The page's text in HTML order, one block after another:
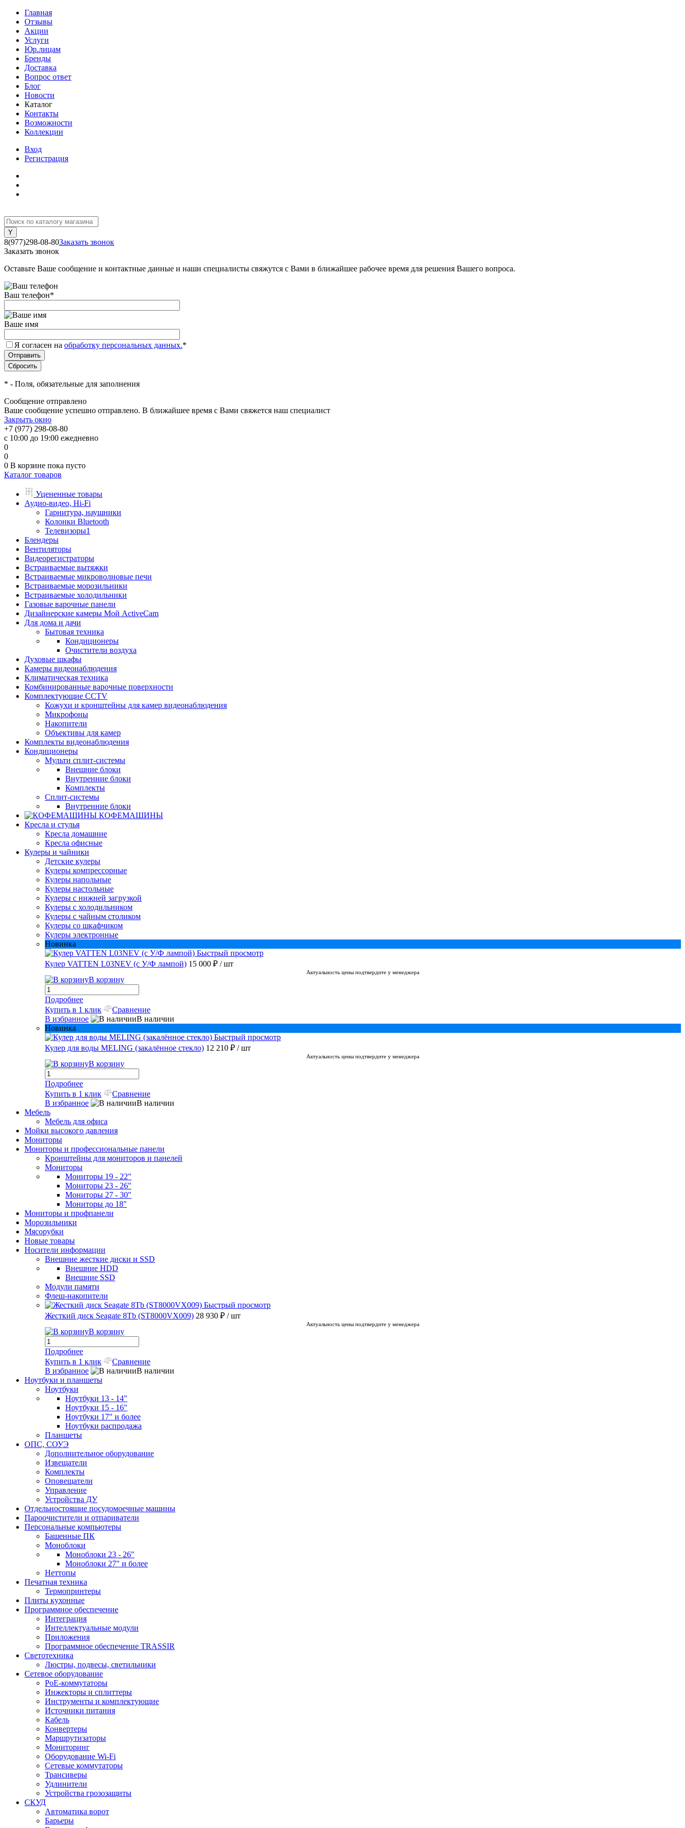
Главная
Отзывы
Акции
Услуги
Юр.лицам
Бренды
Доставка
Вопрос ответ
Блог
Новости
Каталог
Контакты
Возможности
Коллекции
Вход
Регистрация
8(977)298-08-80Заказать звонок
Заказать звонок
Оставьте Ваше сообщение и контактные данные и наши специалисты свяжутся с Вами в ближайшее рабочее время для решения Вашего вопроса.
Ваш телефон*
Ваше имя
Я согласен на обработку персональных данных.*
* - Поля, обязательные для заполнения
Сообщение отправлено
Ваше сообщение успешно отправлено. В ближайшее время с Вами свяжется наш специалист
Закрыть окно
+7 (977) 298-08-80
с 10:00 до 19:00 ежедневно
0
0
0 В корзине пока пусто
Каталог товаров
Уцененные товары
Аудио-видео, Hi-Fi
Гарнитура, наушники
Колонки Bluetooth
Телевизоры1
Блендеры
Вентиляторы
Видеорегистраторы
Встраиваемые вытяжки
Встраиваемые микроволновые печи
Встраиваемые морозильники
Встраиваемые холодильники
Газовые варочные панели
Дизайнерские камеры Мой ActiveCam
Для дома и дачи
Бытовая техника
Кондиционеры
Очистители воздуха
Духовые шкафы
Камеры видеонаблюдения
Климатическая техника
Комбинированные варочные поверхности
Комплектующие CCTV
Кожухи и кронштейны для камер видеонаблюдения
Микрофоны
Накопители
Объективы для камер
Комплекты видеонаблюдения
Кондиционеры
Мульти сплит-системы
Внешние блоки
Внутренние блоки
Комплекты
Сплит-системы
Внутренние блоки
КОФЕМАШИНЫ
Кресла и стулья
Кресла домашние
Кресла офисные
Кулеры и чайники
Детские кулеры
Кулеры компрессорные
Кулеры напольные
Кулеры настольные
Кулеры с нижней загрузкой
Кулеры с холодильником
Кулеры с чайным столиком
Кулеры со шкафчиком
Кулеры электронные
Новинка
Быстрый просмотр
Кулер VATTEN L03NEV (с У/Ф лампой) 15 000 ₽ / шт
Актуальность цены подтвердите у менеджера
В корзину
Подробнее
Купить в 1 клик
Сравнение
В избранное
В наличии
Новинка
Быстрый просмотр
Кулер для воды MELING (закалённое стекло) 12 210 ₽ / шт
Актуальность цены подтвердите у менеджера
В корзину
Подробнее
Купить в 1 клик
Сравнение
В избранное
В наличии
Мебель
Мебель для офиса
Мойки высокого давления
Мониторы
Мониторы и профессиональные панели
Кронштейны для мониторов и панелей
Мониторы
Мониторы 19 - 22"
Мониторы 23 - 26"
Мониторы 27 - 30"
Мониторы до 18"
Мониторы и профпанели
Морозильники
Мясорубки
Новые товары
Носители информации
Внешние жесткие диски и SSD
Внешние HDD
Внешние SSD
Модули памяти
Флеш-накопители
Быстрый просмотр
Жесткий диск Seagate 8Tb (ST8000VX009) 28 930 ₽ / шт
Актуальность цены подтвердите у менеджера
В корзину
Подробнее
Купить в 1 клик
Сравнение
В избранное
В наличии
Ноутбуки и планшеты
Ноутбуки
Ноутбуки 13 - 14"
Ноутбуки 15 - 16"
Ноутбуки 17" и более
Ноутбуки распродажа
Планшеты
ОПС, СОУЭ
Дополнительное оборудование
Извещатели
Комплекты
Оповещатели
Управление
Устройства ДУ
Отдельностоящие посудомоечные машины
Пароочистители и отпариватели
Персональные компьютеры
Башенные ПК
Моноблоки
Моноблоки 23 - 26"
Моноблоки 27" и более
Неттопы
Печатная техника
Термопринтеры
Плиты кухонные
Программное обеспечение
Интеграция
Интеллектуальные модули
Приложения
Программное обеспечение TRASSIR
Светотехника
Люстры, подвесы, светильники
Сетевое оборудование
PoE-коммутаторы
Инжекторы и сплиттеры
Инструменты и комплектующие
Источники питания
Кабель
Конвертеры
Маршрутизаторы
Мониторинг
Оборудование Wi-Fi
Сетевые коммутаторы
Трансиверы
Удлинители
Устройства грозозащиты
СКУД
Автоматика ворот
Барьеры